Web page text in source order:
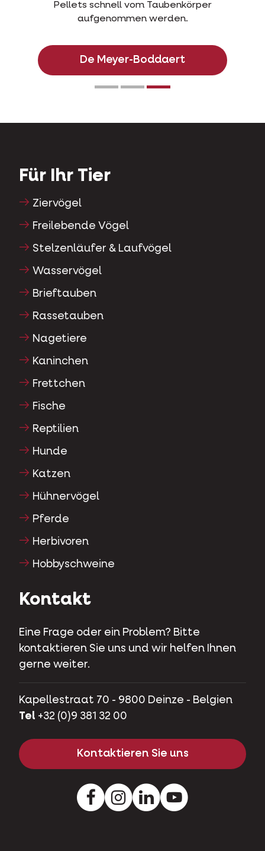
Pellets schnell vom Taubenkörper
aufgenommen werden.
De Meyer-Boddaert
Für Ihr Tier
Ziervögel
Freilebende Vögel
Stelzenläufer & Laufvögel
Wasservögel
Brieftauben
Rassetauben
Nagetiere
Kaninchen
Frettchen
Fische
Reptilien
Hunde
Katzen
Hühnervögel
Pferde
Herbivoren
Hobbyschweine
Kontakt
Eine Frage oder ein Problem? Bitte
kontaktieren Sie uns und wir helfen Ihnen
gerne weiter.
Kapellestraat 70 - 9800 Deinze - Belgien
Tel +32 (0)9 381 32 00
Kontaktieren Sie uns
FacebookInstagramLinkedInYoutube